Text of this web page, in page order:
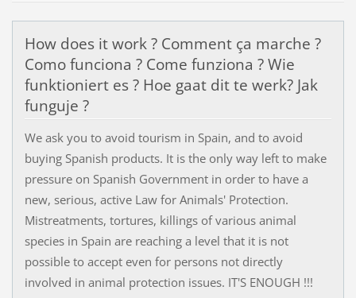
How does it work ? Comment ça marche ?
Como funciona ? Come funziona ? Wie
funktioniert es ? Hoe gaat dit te werk? Jak
funguje ?
We ask you to avoid tourism in Spain, and to avoid
buying Spanish products. It is the only way left to make
pressure on Spanish Government in order to have a
new, serious, active Law for Animals' Protection.
Mistreatments, tortures, killings of various animal
species in Spain are reaching a level that it is not
possible to accept even for persons not directly
involved in animal protection issues. IT'S ENOUGH !!!